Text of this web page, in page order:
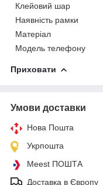
Клейовий шар
Наявність рамки
Матеріал
Модель телефону
Приховати
Умови доставки
Нова Пошта
Укрпошта
Meest ПОШТА
Доставка в Європу